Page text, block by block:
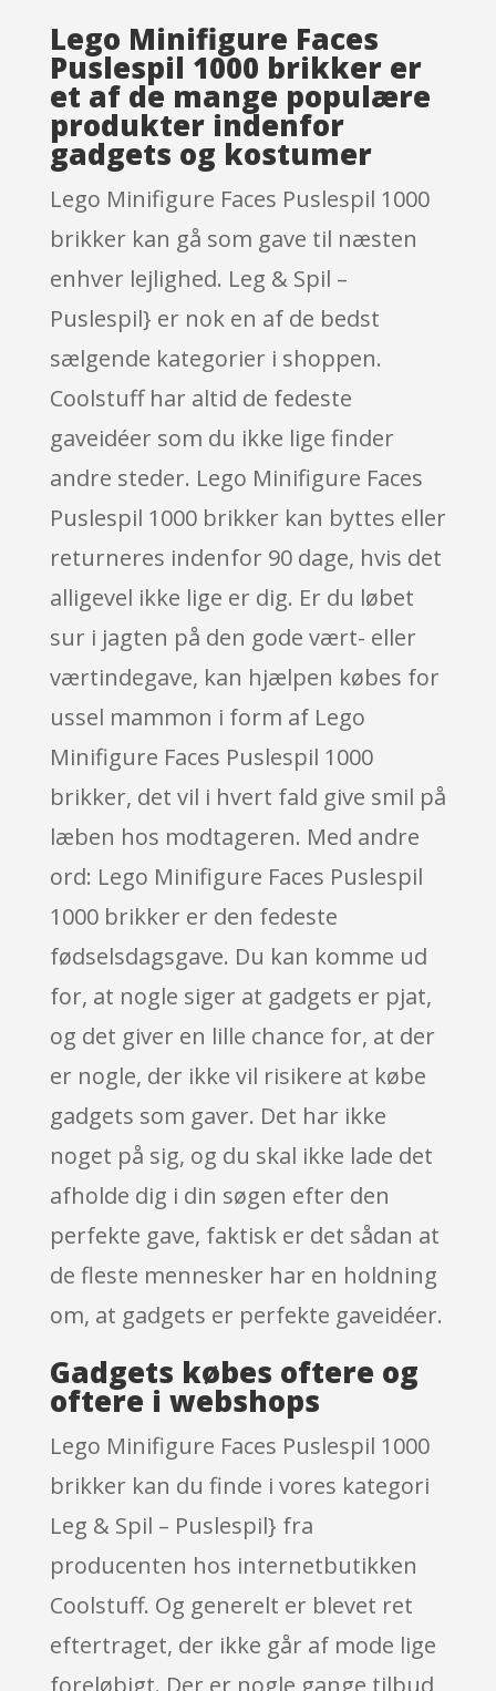
Lego Minifigure Faces
Puslespil 1000 brikker er
et af de mange populære
produkter indenfor
gadgets og kostumer
Lego Minifigure Faces Puslespil 1000
brikker kan gå som gave til næsten
enhver lejlighed. Leg & Spil –
Puslespil} er nok en af de bedst
sælgende kategorier i shoppen.
Coolstuff har altid de fedeste
gaveidéer som du ikke lige finder
andre steder. Lego Minifigure Faces
Puslespil 1000 brikker kan byttes eller
returneres indenfor 90 dage, hvis det
alligevel ikke lige er dig. Er du løbet
sur i jagten på den gode vært- eller
værtindegave, kan hjælpen købes for
ussel mammon i form af Lego
Minifigure Faces Puslespil 1000
brikker, det vil i hvert fald give smil på
læben hos modtageren. Med andre
ord: Lego Minifigure Faces Puslespil
1000 brikker er den fedeste
fødselsdagsgave. Du kan komme ud
for, at nogle siger at gadgets er pjat,
og det giver en lille chance for, at der
er nogle, der ikke vil risikere at købe
gadgets som gaver. Det har ikke
noget på sig, og du skal ikke lade det
afholde dig i din søgen efter den
perfekte gave, faktisk er det sådan at
de fleste mennesker har en holdning
om, at gadgets er perfekte gaveidéer.
Gadgets købes oftere og
oftere i webshops
Lego Minifigure Faces Puslespil 1000
brikker kan du finde i vores kategori
Leg & Spil – Puslespil} fra
producenten hos internetbutikken
Coolstuff. Og generelt er blevet ret
eftertraget, der ikke går af mode lige
foreløbigt. Der er nogle gange tilbud